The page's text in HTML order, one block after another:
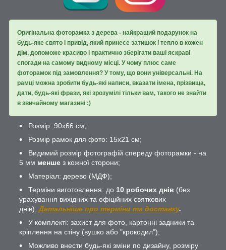
Оригінальна фоторамка з дерева - найкращий подарунок на
будь-яке свято і привід, який принесе затишок і тепло в кожен
дім, допоможе красиво і практично зберігати ваші яскраві
спогади на самому видному місці. У чому плюс саме
фоторамок під замовлення? У тому, що вони універсальні. На
рамці можна зробити будь-які написи, вказати імена, прізвища,
дати, будь-які фрази, які зрозумілі тільки вам, такого не знайти
в звичайному магазині :)
Розмір: 90х66 см;
Розмір рамок для фото: 15х21 см;
Видимий розмір фотографій спереду фоторамки - на
5 мм менше з кожної сторони;
Матеріал: дерево (МДФ);
Терміни виготовлення: до 10 робочих днів (без
урахування вихідних та офіційних святкових
днів); Детальніше про терміни та доставку.
У комплекті: захист для фото, картонні задники та
кріплення на стіну (вушко або "крокодил");
Можливо внести будь-які зміни по дизайну, розміру